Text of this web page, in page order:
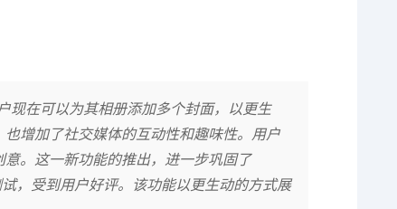
现在可以为其相册添加多个封面，以更生
增加了社交媒体的互动性和趣味性。用户
。这一新功能的推出，进一步巩固了
，受到用户好评。该功能以更生动的方式展